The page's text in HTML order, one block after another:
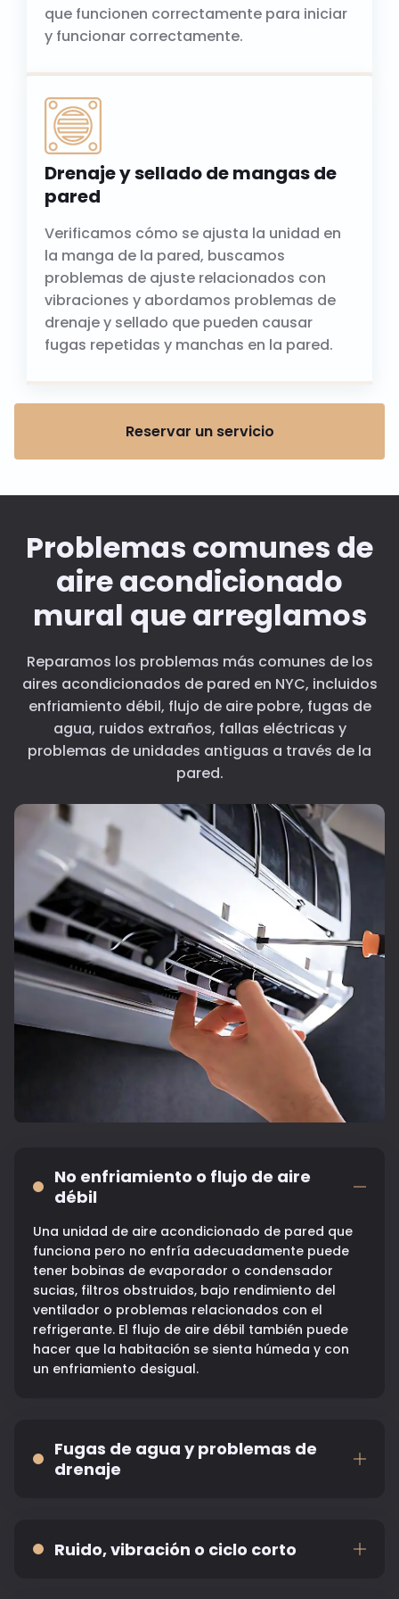
que funcionen correctamente para iniciar
y funcionar correctamente.
Drenaje y sellado de mangas de
pared
Verificamos cómo se ajusta la unidad en
la manga de la pared, buscamos
problemas de ajuste relacionados con
vibraciones y abordamos problemas de
drenaje y sellado que pueden causar
fugas repetidas y manchas en la pared.
Reservar un servicio
Problemas comunes de
aire acondicionado
mural que arreglamos
Reparamos los problemas más comunes de los
aires acondicionados de pared en NYC, incluidos
enfriamiento débil, flujo de aire pobre, fugas de
agua, ruidos extraños, fallas eléctricas y
problemas de unidades antiguas a través de la
pared.
No enfriamiento o flujo de aire
débil
Una unidad de aire acondicionado de pared que
funciona pero no enfría adecuadamente puede
tener bobinas de evaporador o condensador
sucias, filtros obstruidos, bajo rendimiento del
ventilador o problemas relacionados con el
refrigerante. El flujo de aire débil también puede
hacer que la habitación se sienta húmeda y con
un enfriamiento desigual.
Fugas de agua y problemas de
drenaje
dañar la pintura, el yeso, el zócalo y los pisos si no
se resuelven. Las causas comunes incluyen
Ruido, vibración o ciclo corto